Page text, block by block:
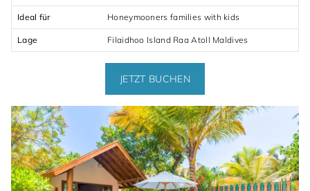
Ideal für Honeymooners families with kids
Lage Filaidhoo Island Raa Atoll Maldives
JETZT BUCHEN